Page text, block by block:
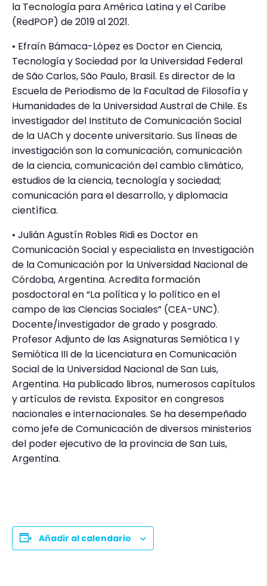
la Tecnología para América Latina y el Caribe
(RedPOP) de 2019 al 2021.
• Efraín Bámaca-López es Doctor en Ciencia,
Tecnología y Sociedad por la Universidad Federal
de São Carlos, São Paulo, Brasil. Es director de la
Escuela de Periodismo de la Facultad de Filosofía y
Humanidades de la Universidad Austral de Chile. Es
investigador del Instituto de Comunicación Social
de la UACh y docente universitario. Sus líneas de
investigación son la comunicación, comunicación
de la ciencia, comunicación del cambio climático,
estudios de la ciencia, tecnología y sociedad;
comunicación para el desarrollo, y diplomacia
científica.
• Julián Agustín Robles Ridi es Doctor en
Comunicación Social y especialista en Investigación
de la Comunicación por la Universidad Nacional de
Córdoba, Argentina. Acredita formación
posdoctoral en “La política y lo político en el
campo de las Ciencias Sociales” (CEA-UNC).
Docente/investigador de grado y posgrado.
Profesor Adjunto de las Asignaturas Semiótica I y
Semiótica III de la Licenciatura en Comunicación
Social de la Universidad Nacional de San Luis,
Argentina. Ha publicado libros, numerosos capítulos
y artículos de revista. Expositor en congresos
nacionales e internacionales. Se ha desempeñado
como jefe de Comunicación de diversos ministerios
del poder ejecutivo de la provincia de San Luis,
Argentina.
Añadir al calendario